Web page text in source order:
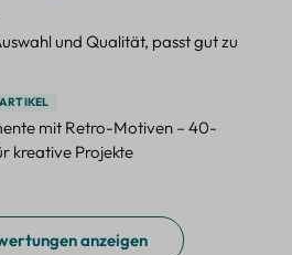
und Qualität, passt gut zu
mit Retro-Motiven – 40-
kreative Projekte
anzeigen